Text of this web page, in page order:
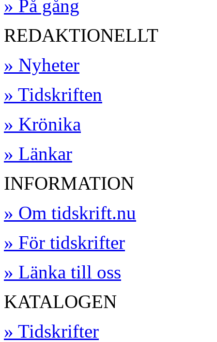
» På gång
REDAKTIONELLT
» Nyheter
» Tidskriften
» Krönika
» Länkar
INFORMATION
» Om tidskrift.nu
» För tidskrifter
» Länka till oss
KATALOGEN
» Tidskrifter